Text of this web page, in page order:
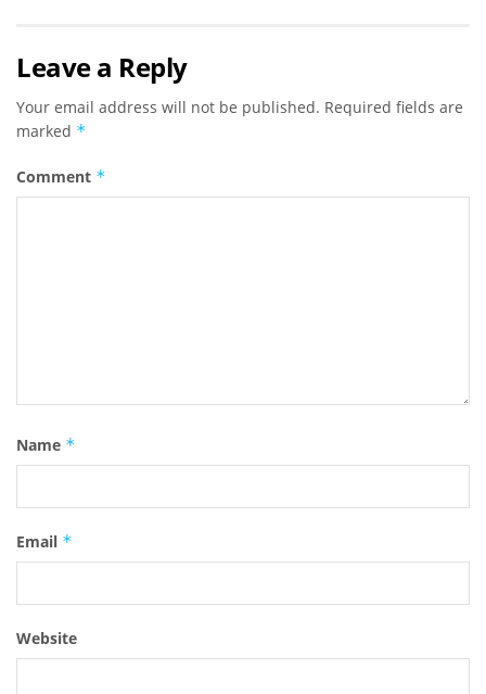
Leave a Reply
Your email address will not be published. Required fields are
marked *
Comment *
Name *
Email *
Website